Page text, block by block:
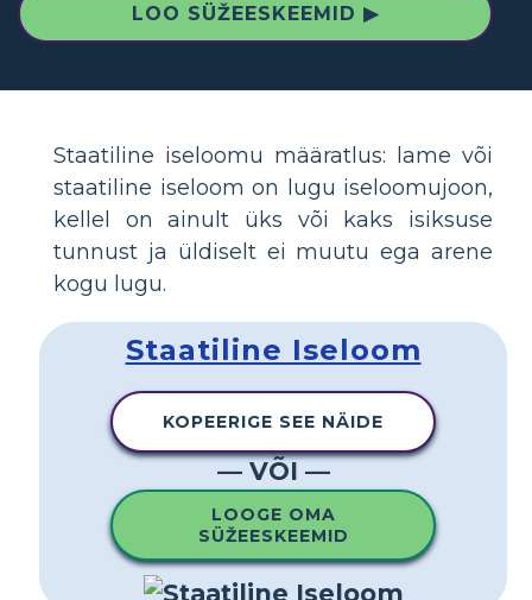
LOO SÜŽEESKEEMID ▶
Staatiline iseloomu määratlus: lame või
staatiline iseloom on lugu iseloomujoon,
kellel on ainult üks või kaks isiksuse
tunnust ja üldiselt ei muutu ega arene
kogu lugu.
Staatiline Iseloom
KOPEERIGE SEE NÄIDE
— VÕI —
LOOGE OMA
SÜŽEESKEEMID